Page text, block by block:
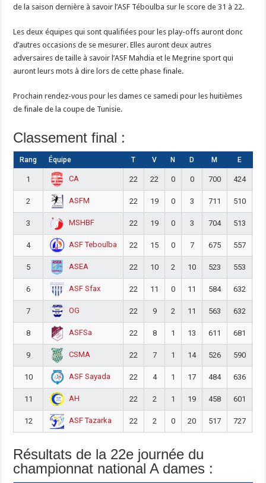
de la saison dernière à savoir l’ASF Téboulba sur le score de 31 à 22.
Les deux équipes qui sont qualifiées pour les play-offs auront donc
d’autres occasions de se mesurer. Elles auront deux autres
adversaires de taille à savoir l’ASF Mahdia et le Megrine sport qui
auront leurs mots à dire lors de cette phase finale.
Prochain rendez-vous pour les dames ce samedi pour les huitièmes
de finale de la coupe de Tunisie.
Classement final :
Rang Équipe T V N D M E
1 CA 22 22 0 0 700 424
2 ASFM 22 19 0 3 711 510
3 MSHBF 22 19 0 3 704 513
4 ASF Teboulba 22 15 0 7 675 557
5 ASEA 22 10 2 10 523 553
6 ASF Sfax 22 11 0 11 584 632
7 OG 22 9 2 11 563 632
8 ASFSa 22 8 1 13 611 681
9 CSMA 22 7 1 14 526 590
10 ASF Sayada 22 4 1 17 484 636
11 AH 22 2 1 19 458 601
12 ASF Tazarka 22 2 0 20 517 727
Résultats de la 22e journée du
championnat national A dames :